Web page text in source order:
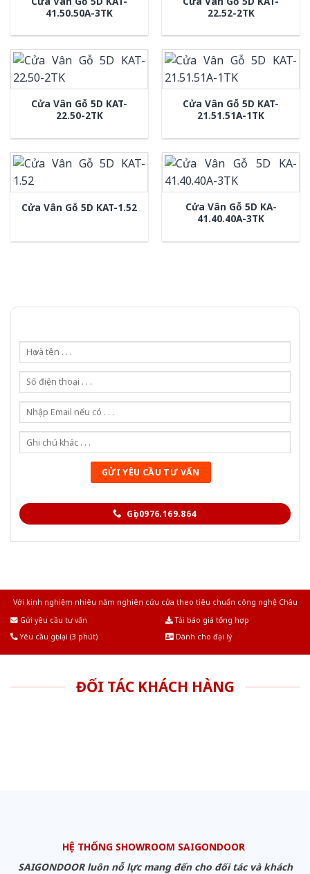
41.50.50A-3TK
22.52-2TK
Cửa Vân Gỗ 5D KAT-
22.50-2TK
Cửa Vân Gỗ 5D KAT-
21.51.51A-1TK
Cửa Vân Gỗ 5D KAT-1.52
Cửa Vân Gỗ 5D KA-
41.40.40A-3TK
Gọi 0976.169.864
Với kinh nghiệm nhiêu năm nghiên cứu cửa theo tiêu chuẩn công nghệ Châu
Gửi yêu cầu tư vấn
Tải báo giá tổng hợp
Yêu cầu gọi lại (3 phút)
Dành cho đại lý
ĐỐI TÁC KHÁCH HÀNG
HỆ THỐNG SHOWROOM SAIGONDOOR
SAIGONDOOR luôn nỗ lực mang đến cho đối tác và khách